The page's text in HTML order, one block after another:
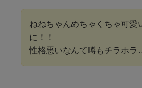
ねねちゃんめちゃくちゃ可愛
に！！
性格悪いなんて噂もチラホラ